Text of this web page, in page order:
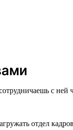
с ней
отдел